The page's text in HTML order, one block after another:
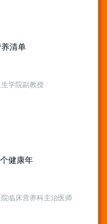
养清单
学院副教授
健康年
临床营养科主治医师